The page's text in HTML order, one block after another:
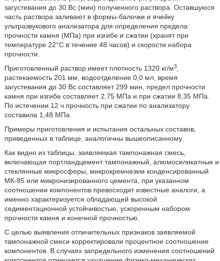
загустевания до 30 Вс (мин) полученного раствора. Оставшуюся
часть раствора заливают в формы-балочки и ячейку
ультразвукового анализатора для определения предела
прочности камня (МПа) при изгибе и сжатии (хранят при
температуре 22°С в течение 48 часов) и скорости набора
прочности.
Приготовленный раствор имеет плотность 1320 кг/м3,
растекаемость 201 мм, водоотделение 0,0 мл, время
загустевания до 30 Вс составляет 299 мин, предел прочности
камня при изгибе составляет 2,75 МПа и при сжатии 8,35 МПа.
По истечении 12 ч прочность при сжатии по анализатору
составила 1,48 МПа.
Примеры приготовления и испытания остальных составов,
приведенных в таблице, аналогичны вышеописанному.
Как видно из таблицы, заявляемая тампонажная смесь,
включающая портландцемент тампонажный, алюмосиликатные и
стеклянные микросферы, микрокремнезем конденсированный
МК-85 или микронизированного цемента, при указанном
соотношении компонентов превосходит известные аналоги, а
именно характеризуется обладающей высокой
седиментационной устойчивостью, ускоренным набором
прочности камня и конечной прочностью.
С целью выявления отличительных признаков заявляемой
тампонажной смеси корректировали процентное соотношение
компонентов. В случаях запредельного изменения соотношений